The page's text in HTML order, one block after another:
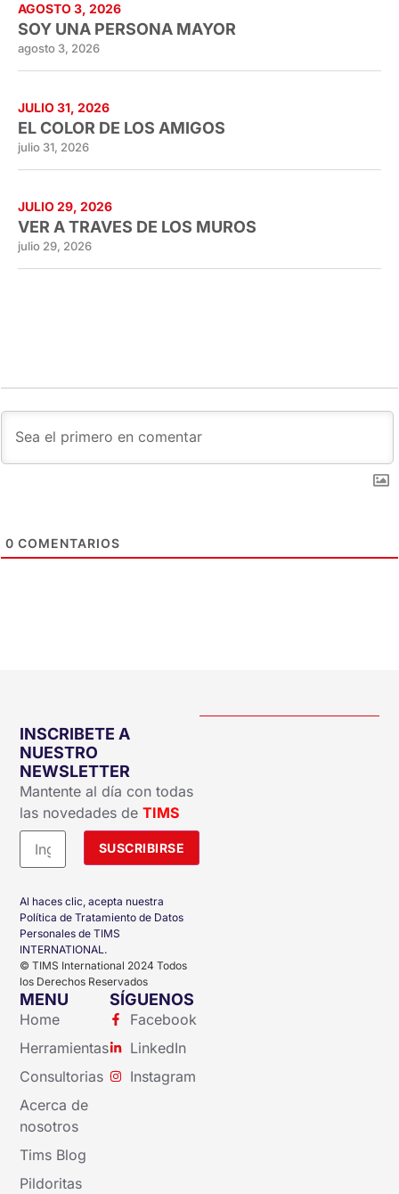
AGOSTO 3, 2026
SOY UNA PERSONA MAYOR
agosto 3, 2026
JULIO 31, 2026
EL COLOR DE LOS AMIGOS
julio 31, 2026
JULIO 29, 2026
VER A TRAVES DE LOS MUROS
julio 29, 2026
0 COMENTARIOS
MENU
Home
Herramientas
Consultorias
Acerca de
nosotros
Tims Blog
Pildoritas
SÍGUENOS
Facebook
LinkedIn
Instagram
INSCRIBETE A
NUESTRO
NEWSLETTER
Mantente al día con todas
las novedades deTIMS
Al haces clic, acepta nuestra
Política de Tratamiento de Datos
Personales de TIMS
INTERNATIONAL.
© TIMS International 2024 Todos
los Derechos Reservados